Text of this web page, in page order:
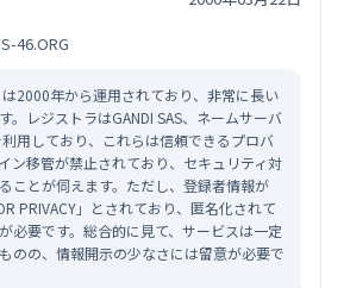
46.ORG
は2000年から運用されており、非常に長い
。レジストラはGANDI SAS、ネームサーバ
利用しており、これらは信頼できるプロバ
ン移管が禁止されており、セキュリティ対
ことが伺えます。ただし、登録者情報が
PRIVACY」とされており、匿名化されて
必要です。総合的に見て、サービスは一定
のの、情報開示の少なさには留意が必要で